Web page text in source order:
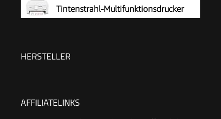
Tintenstrahl-Multifunktionsdrucker
HERSTELLER
AFFILIATELINKS